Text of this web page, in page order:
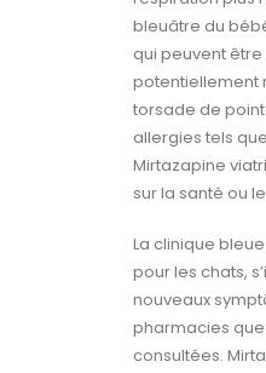
bleuâtre du
qui peuvent
potentiellement
torsade de
allergies tels
Mirtazapine
sur la santé ou
La clinique
pour les chats,
nouveaux
pharmacies
consultées.